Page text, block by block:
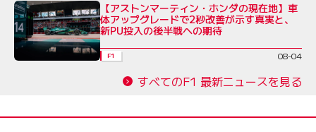
【アストンマーティン・ホンダの現在地】車
体アップグレードで2秒改善が示す真実と、
新PU投入の後半戦への期待
F1 08-04
すべてのF1 最新ニュースを見る